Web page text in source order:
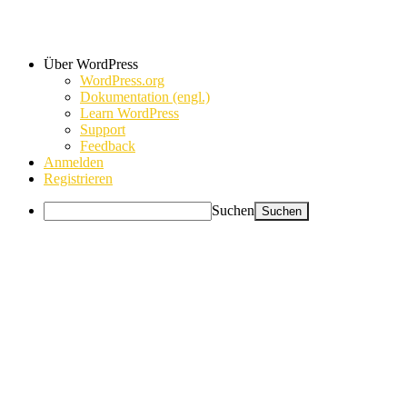
Über WordPress
WordPress.org
Dokumentation (engl.)
Learn WordPress
Support
Feedback
Anmelden
Registrieren
Suchen